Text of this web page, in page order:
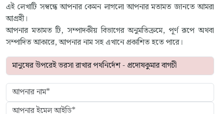
এই লেখাটি সম্বন্ধে আপনার কেমন লাগলো আপনার মতামত জানতে আমরা
আগ্রহী।
আপনার মতামত টি, সম্পাদকীয় বিভাগের অনুমতিক্রমে, পূর্ণ রূপে অথবা
সম্পাদিত আকারে, আপনার নাম সহ এখানে প্রকাশিত হতে পারে।